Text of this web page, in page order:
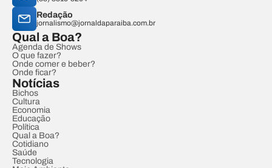
Redação
jornalismo@jornaldaparaiba.com.br
Qual a Boa?
Agenda de Shows
O que fazer?
Onde comer e beber?
Onde ficar?
Notícias
Bichos
Cultura
Economia
Educação
Política
Qual a Boa?
Cotidiano
Saúde
Tecnologia